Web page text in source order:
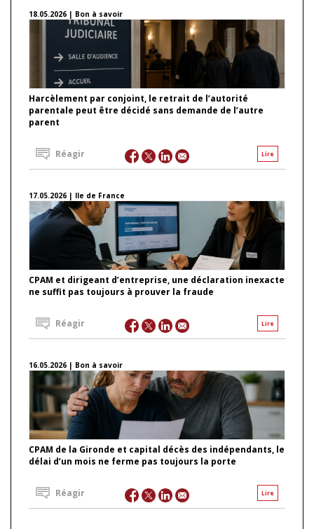
18.05.2026 | Bon à savoir
Harcèlement par conjoint, le retrait de l’autorité
parentale peut être décidé sans demande de l’autre
parent
Lire
Réagir
17.05.2026 | Ile de France
CPAM et dirigeant d’entreprise, une déclaration inexacte
ne suffit pas toujours à prouver la fraude
Lire
Réagir
16.05.2026 | Bon à savoir
CPAM de la Gironde et capital décès des indépendants, le
délai d’un mois ne ferme pas toujours la porte
Lire
Réagir